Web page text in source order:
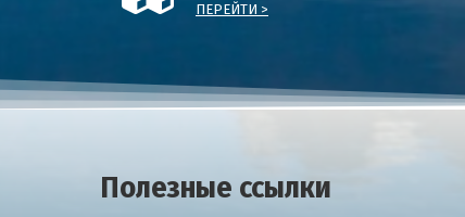
ПЕРЕЙТИ >
Полезные ссылки